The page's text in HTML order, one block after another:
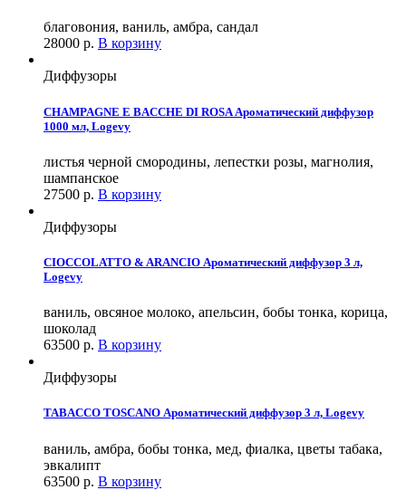
благовония, ваниль, амбра, сандал
28000 р. В корзину
Диффузоры
CHAMPAGNE E BACCHE DI ROSA Ароматический диффузор
1000 мл, Logevy
листья черной смородины, лепестки розы, магнолия,
шампанское
27500 р. В корзину
Диффузоры
CIOCCOLATTO & ARANCIO Ароматический диффузор 3 л,
Logevy
ваниль, овсяное молоко, апельсин, бобы тонка, корица,
шоколад
63500 р. В корзину
Диффузоры
TABACCO TOSCANO Ароматический диффузор 3 л, Logevy
ваниль, амбра, бобы тонка, мед, фиалка, цветы табака,
эвкалипт
63500 р. В корзину